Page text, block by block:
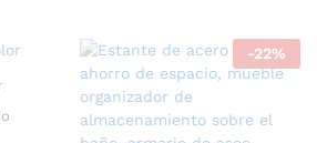
3.500 CFA
4.500 CFA
-22%